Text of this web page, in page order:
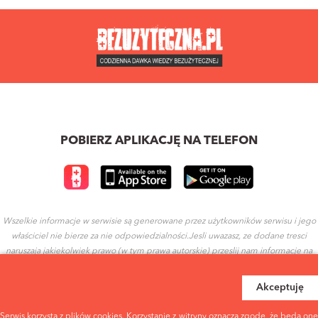
Akceptuję
POBIERZ APLIKACJĘ NA TELEFON
Wszelkie informacje w serwisie są generowane przez użytkowników serwisu i jego
właściciel nie bierze za nie odpowiedzialności.Jesli uwazasz, ze dodane tresci
naruszaja jakiekolwiek prawo (w tym prawa autorskie) przeslij nam informacje na
REGULAMIN POLITYKA PRYWATNOŚCI